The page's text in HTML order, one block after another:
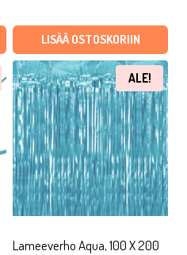
oli:
€2,90.
on:
€1,60.
LISÄÄ OSTOSKORIIN
ALE!
Lameeverho Aqua, 100 X 200